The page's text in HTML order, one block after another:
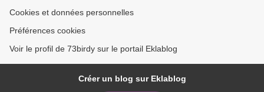
Cookies et données personnelles
Préférences cookies
Voir le profil de 73birdy sur le portail Eklablog
Créer un blog sur Eklablog